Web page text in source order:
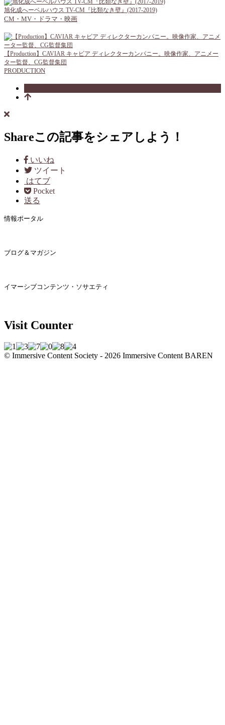
旭化成へーベルハウス TV-CM『比類なき壁』(2017-2019)
CM・MV・ドラマ・映画
【Production】CAVIAR キャビア ディレクターカンパニー。映像作家、アニメー
ター監督、CG監督集団
PRODUCTION
Shareこの記事をシェアしよう！
いいね
ツイート
はてブ
Pocket
送る
情報ポータル
ブログ＆マガジン
イマーシブコンテンツ・ソサエティ
Visit Counter
© Immersive Content Society - 2026 Immersive Content BAREN